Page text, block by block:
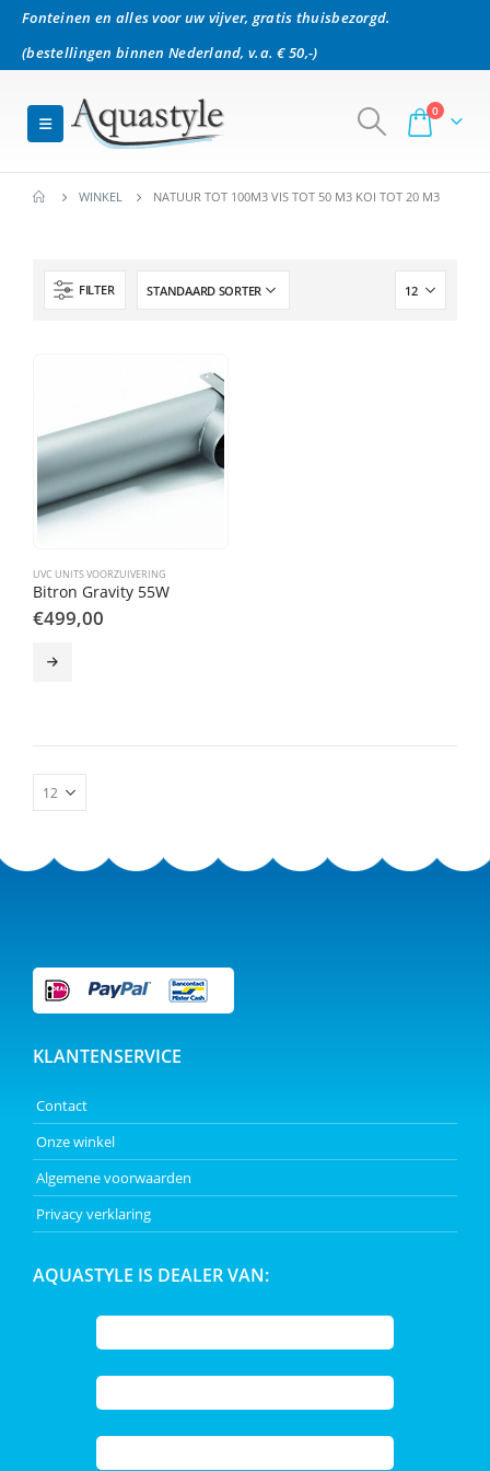
Fonteinen en alles voor uw vijver, gratis thuisbezorgd.
(bestellingen binnen Nederland, v.a. € 50,-)
0
WINKEL NATUUR TOT 100M3 VIS TOT 50 M3 KOI TOT 20 M3
FILTER
UVC UNITS VOORZUIVERING
Bitron Gravity 55W
€499,00
KLANTENSERVICE
Contact
Onze winkel
Algemene voorwaarden
Privacy verklaring
AQUASTYLE IS DEALER VAN: